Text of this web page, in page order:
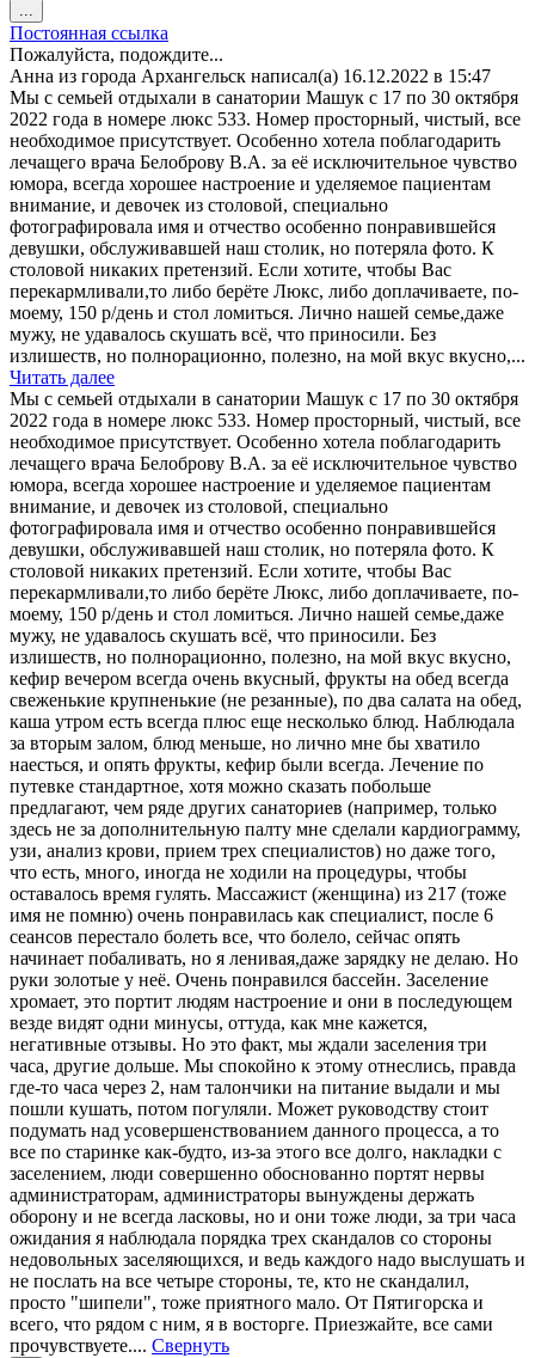
...
этот
метабокс
в
другое
состояние.
Постоянная ссылка
Пожалуйста, подождите...
Анна из города Архангельск написал(а) 16.12.2022 в 15:47
Мы с семьей отдыхали в санатории Машук с 17 по 30 октября
2022 года в номере люкс 533. Номер просторный, чистый, все
необходимое присутствует. Особенно хотела поблагодарить
лечащего врача Белоброву В.А. за её исключительное чувство
юмора, всегда хорошее настроение и уделяемое пациентам
внимание, и девочек из столовой, специально
фотографировала имя и отчество особенно понравившейся
девушки, обслуживавшей наш столик, но потеряла фото. К
столовой никаких претензий. Если хотите, чтобы Вас
перекармливали,то либо берёте Люкс, либо доплачиваете, по-
моему, 150 р/день и стол ломиться. Лично нашей семье,даже
мужу, не удавалось скушать всё, что приносили. Без
излишеств, но полнорационно, полезно, на мой вкус вкусно,...
Читать далее
Мы с семьей отдыхали в санатории Машук с 17 по 30 октября
2022 года в номере люкс 533. Номер просторный, чистый, все
необходимое присутствует. Особенно хотела поблагодарить
лечащего врача Белоброву В.А. за её исключительное чувство
юмора, всегда хорошее настроение и уделяемое пациентам
внимание, и девочек из столовой, специально
фотографировала имя и отчество особенно понравившейся
девушки, обслуживавшей наш столик, но потеряла фото. К
столовой никаких претензий. Если хотите, чтобы Вас
перекармливали,то либо берёте Люкс, либо доплачиваете, по-
моему, 150 р/день и стол ломиться. Лично нашей семье,даже
мужу, не удавалось скушать всё, что приносили. Без
излишеств, но полнорационно, полезно, на мой вкус вкусно,
кефир вечером всегда очень вкусный, фрукты на обед всегда
свеженькие крупненькие (не резанные), по два салата на обед,
каша утром есть всегда плюс еще несколько блюд. Наблюдала
за вторым залом, блюд меньше, но лично мне бы хватило
наесться, и опять фрукты, кефир были всегда. Лечение по
путевке стандартное, хотя можно сказать побольше
предлагают, чем ряде других санаториев (например, только
здесь не за дополнительную палту мне сделали кардиограмму,
узи, анализ крови, прием трех специалистов) но даже того,
что есть, много, иногда не ходили на процедуры, чтобы
оставалось время гулять. Массажист (женщина) из 217 (тоже
имя не помню) очень понравилась как специалист, после 6
сеансов перестало болеть все, что болело, сейчас опять
начинает побаливать, но я ленивая,даже зарядку не делаю. Но
руки золотые у неё. Очень понравился бассейн. Заселение
хромает, это портит людям настроение и они в последующем
везде видят одни минусы, оттуда, как мне кажется,
негативные отзывы. Но это факт, мы ждали заселения три
часа, другие дольше. Мы спокойно к этому отнеслись, правда
где-то часа через 2, нам талончики на питание выдали и мы
пошли кушать, потом погуляли. Может руководству стоит
подумать над усовершенствованием данного процесса, а то
все по старинке как-будто, из-за этого все долго, накладки с
заселением, люди совершенно обоснованно портят нервы
администраторам, администраторы вынуждены держать
оборону и не всегда ласковы, но и они тоже люди, за три часа
ожидания я наблюдала порядка трех скандалов со стороны
недовольных заселяющихся, и ведь каждого надо выслушать и
не послать на все четыре стороны, те, кто не скандалил,
просто "шипели", тоже приятного мало. От Пятигорска и
всего, что рядом с ним, я в восторге. Приезжайте, все сами
прочувствуете.... Свернуть